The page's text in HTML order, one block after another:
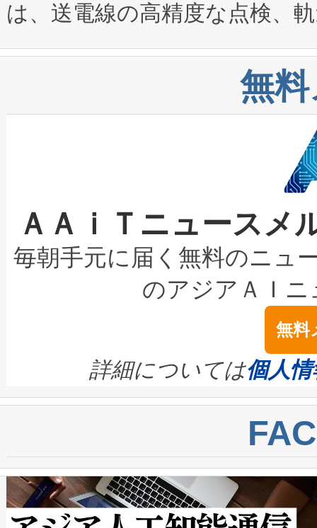
に関する技術移転および知的
構造化トレーニングカリキュ
上げおよび商用化段階におけ
設備整備および立ち上げ調整
加組織は、Enzeneのバイオ
選定された製品について、自
取得できる可能性もあります
設には、3億～4億ドルかか
最高経営責任者（CEO）であ
す。「当社のfully-connected
ームを利用すれば、6,000万
きます。この効率性は、フェ
定、統合、導入、運用に至る
安全性を追跡し、確保する事
増加しているデータセンター
る電力網に大きな負担をかけ
事業者の負担軽減という課題
系統連系を迅速にし、ピーク
限を超えて利用可能な電力容
持できるよう貢献します。こ
ービスレベル契約（SLA）違
テリー性能の劣化によるダウ
念は、現在データセンターが
ます。 Voltaiq provides a
quality and reliability for AI
BESS stack to ensure battery
centers. Voltaiqは、ai&のAI
からシステム統合、試運転、
クルの各段階のデータを監視
[…]
は、送電線の高精度な点検、
や穀物倉庫におけるバルク材
リューション「Avia 2」を発
したAvia 2は、1,000メート
狭視野のFOVを切り替えるこ
ケーブル、枝などの細かな対
なレーザースポットにより、
な環境下でも豊かなディテー
キロメートル範囲を検出
LiDAR for Inspections,
は1535 nmレーザーを搭載。
イズの小径化を実現すること
す。ノーマルモードでは、
ートル先まで検出でき、これ
トに対して約600メートルに
では、反射率10％のターゲッ
で向上し、最大検知距離は
ットだけで最大1キロメート
無
ＡＡｉＴニュース
毎朝手元に届く無料のニュ
のアジアＡＩ
無料
詳細については個人